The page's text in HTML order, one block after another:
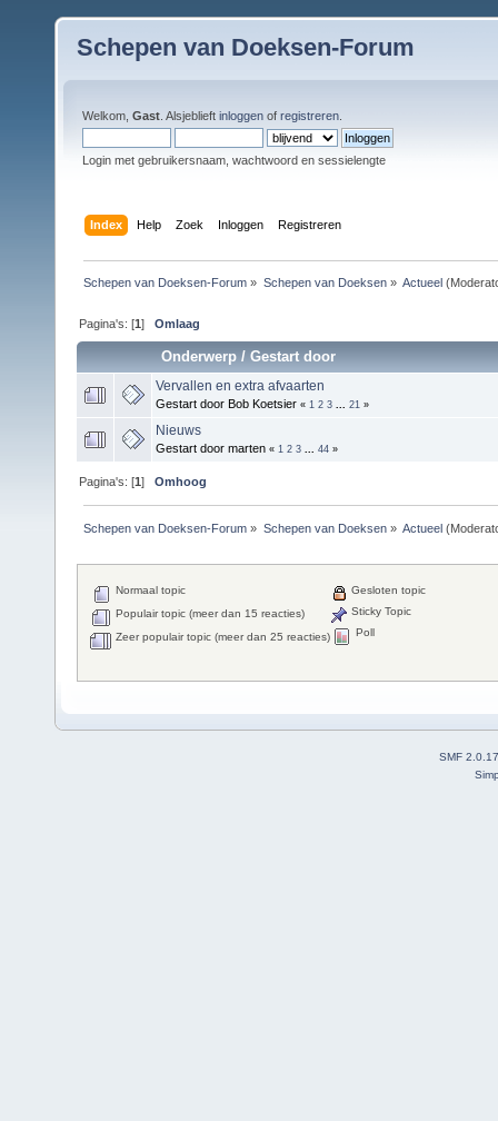
Schepen van Doeksen-Forum
Welkom, Gast . Alsjeblieft inloggen of registreren
Login met gebruikersnaam, wachtwoord en sessielengte
Index Help Zoek Inloggen Registreren
Schepen van Doeksen-Forum » Schepen van Doeksen» Actueel
Pagina's: [1]Omlaag
Onderwerp /Gestart door
Vervallen en extra afvaarten
Gestart door Bob Koetsier « 1 2 3 21 »
Nieuws
Gestart door marten « 1 2 3 44 »
Pagina's: [1]Omhoog
Schepen van Doeksen-Forum » Schepen van Doeksen» Actueel
Normaal topic
Populair topic (meer dan 15 reacties)
Zeer populair topic (meer dan 25 reacties)
Gesloten topic
Sticky Topic
Poll
SMF 2.0.17